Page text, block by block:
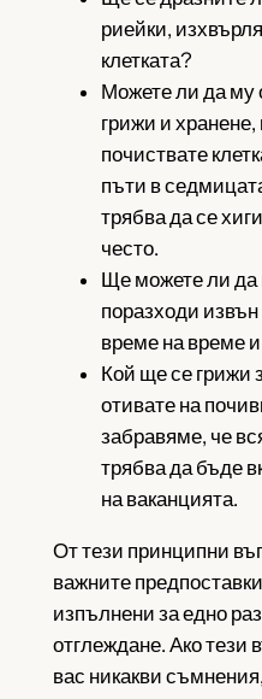
риейки,
клетката?
Можете ли да му
грижи и хранене,
почиствате
пъти в
трябва да се
често.
Ще можете ли да
поразходи
време на време
Кой ще се грижи
отивате на
забравяме, че
трябва да бъде
на ваканцията.
От тези принципни
важните
изпълнени за едно
отглеждане. Ако тези
вас никакви